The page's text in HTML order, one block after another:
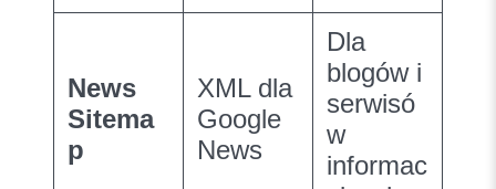
News
Sitema
p
XML dla
Google
News
Dla
blogów i
serwisó
w
informac